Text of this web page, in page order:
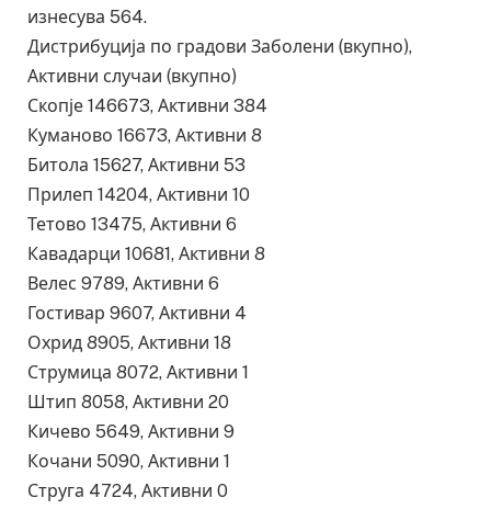
изнесува 564.
Дистрибуција по градови Заболени (вкупно),
Активни случаи (вкупно)
Скопје 146673, Активни 384
Куманово 16673, Активни 8
Битола 15627, Активни 53
Прилеп 14204, Активни 10
Тетово 13475, Активни 6
Кавадарци 10681, Активни 8
Велес 9789, Активни 6
Гостивар 9607, Активни 4
Охрид 8905, Активни 18
Струмица 8072, Активни 1
Штип 8058, Активни 20
Кичево 5649, Активни 9
Кочани 5090, Активни 1
Струга 4724, Активни 0